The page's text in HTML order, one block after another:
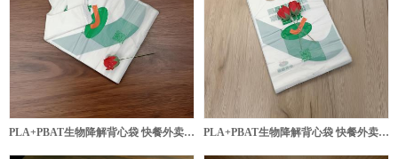
PLA+PBAT生物降解背心袋 快餐外卖打包袋 PLA+PBAT生物降解背心袋 快餐外卖打包袋